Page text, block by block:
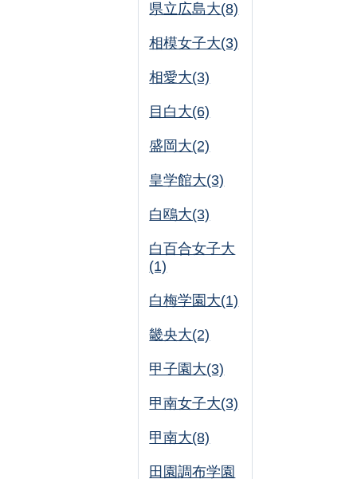
県立広島大(8)
相模女子大(3)
相愛大(3)
目白大(6)
盛岡大(2)
皇学館大(3)
白鴎大(3)
白百合女子大
(1)
白梅学園大(1)
畿央大(2)
甲子園大(3)
甲南女子大(3)
甲南大(8)
田園調布学園